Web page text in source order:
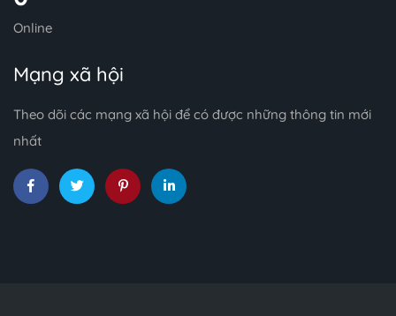
Online
Mạng xã hội
Theo dõi các mạng xã hội để có được những thông tin mới
nhất